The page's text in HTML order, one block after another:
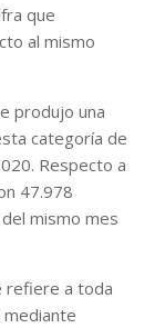
que
al mismo
produjo una
categoría de
Respecto a
47.978
mismo mes
refiere a toda
mediante